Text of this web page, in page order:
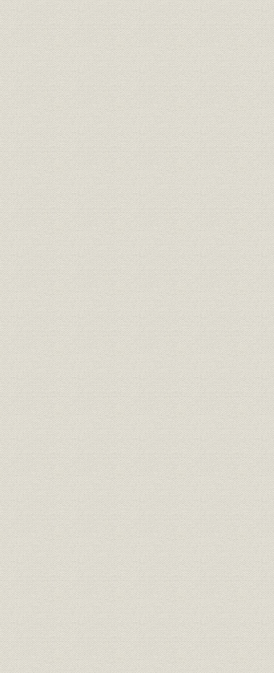
った。
資料
革職教師チアレス・ヘンニンゲ
ルの雇い入れ文書。
[明治4年
事業所
「弾北岡組」の運営は実際上
は、製靴場と製革場とに分かれ
ていたらしい。浅草・亀岡町の
靴製造所は、主として弾直樹の
手で、また千住に近い地方町橋
場の革製造所は、三井組の北岡
文兵衛の手で運営されていたも
のとみられている。
[明治5年
商品;風俗
明治期の靴のいろいろ(平出鏗二
郎著『東京風俗史』より)
[明治期中
風俗
明治初期の官営鉄道の蒸気機関
車。鉄道員の制服も文明開化の
においがする。
明治初期
業界
札幌の老舗「イワイ靴店」は、
もともと伊勢勝造靴場で製靴業
を学んだ初代・岩井信六が、明
治11年北海道に渡って始めたも
の。北海道物産共進会で何度か
入選している(イワイ靴店提供)
[明治10年
事業所
東京府統計表による明治前期に
おける製靴工場の概要(明治
9~14年)
明治9年
(1881年)
生産
文明開化(明治20年ごろまで)の
靴の製造実績
明治9年
(1887年)
沿革
日本製靴(株)の創立系統図(桜組
系、東京製皮系、大蔵組系、福
島合名系)
慶応(1860
治43年)
通貨 日銀券発行前の政府紙幣10円札 [明治10年
金融機関
明治15年、日本銀行の開業当時
の建物は永代橋際にあった。な
お、のちに現在地の日本橋・本
石町へ移転
明治15年
製造工程
明治の錦絵「靴製造場の図」静
斎年一・画
[明治12年
資料
『東京流行細見記』の中の靴師
たち。(明治18年刊、告解図書館
蔵)
明治18年
靴;風俗
楊州周延「貴顕舞踏(きけんぶと
う)の略図」。女性の夜会服は、
襟元が広くあいたイブニング・
ドレス調が普通だが、図のよう
に襟元を包むのは、和服の習慣
から肌をあらわにすることを慎
んだからであろう(樋口弘氏蔵)
[明治20年
生産;業界
明治20年代東京各工場の靴の製
造実績
明治20年
(1898年)